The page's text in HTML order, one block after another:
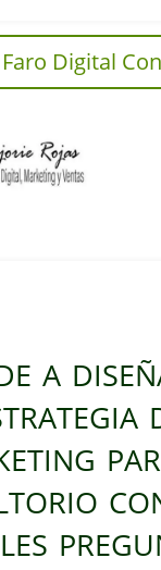
Faro Digital
a